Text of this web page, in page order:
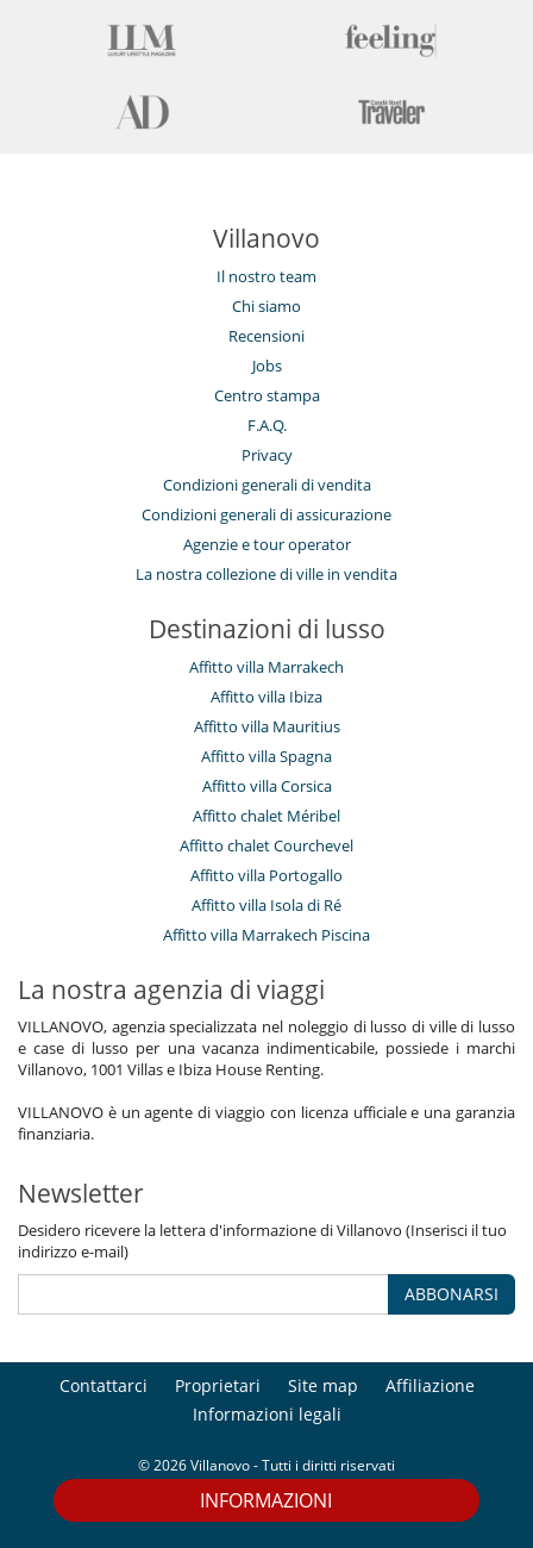
INFORMAZIONI
Villanovo
Il nostro team
Chi siamo
Recensioni
Jobs
Centro stampa
F.A.Q.
Privacy
Condizioni generali di vendita
Condizioni generali di assicurazione
Agenzie e tour operator
La nostra collezione di ville in vendita
Destinazioni di lusso
Affitto villa Marrakech
Affitto villa Ibiza
Affitto villa Mauritius
Affitto villa Spagna
Affitto villa Corsica
Affitto chalet Méribel
Affitto chalet Courchevel
Affitto villa Portogallo
Affitto villa Isola di Ré
Affitto villa Marrakech Piscina
La nostra agenzia di viaggi
VILLANOVO, agenzia specializzata nel noleggio di lusso di ville di lusso
e case di lusso per una vacanza indimenticabile, possiede i marchi
Villanovo, 1001 Villas e Ibiza House Renting.
VILLANOVO è un agente di viaggio con licenza ufficiale e una garanzia
finanziaria.
Newsletter
Desidero ricevere la lettera d'informazione di Villanovo (Inserisci il tuo
indirizzo e-mail)
ABBONARSI
Contattarci Proprietari Site map
Affiliazione
Informazioni legali
© 2026 Villanovo - Tutti i diritti riservati